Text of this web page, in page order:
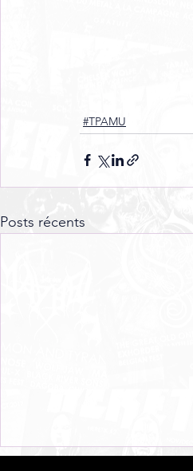
#TPAMU
Posts récents